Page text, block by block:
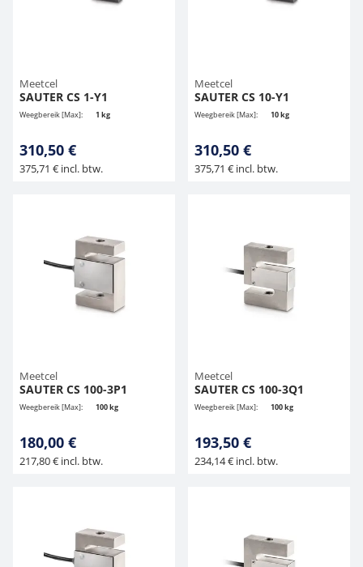
Meetcel
SAUTER CS 1-Y1
Weegbereik [Max]: 1 kg
310,50 €
375,71 € incl. btw.
Meetcel
SAUTER CS 10-Y1
Weegbereik [Max]: 10 kg
310,50 €
375,71 € incl. btw.
Meetcel
SAUTER CS 100-3P1
Weegbereik [Max]: 100 kg
180,00 €
217,80 € incl. btw.
Meetcel
SAUTER CS 100-3Q1
Weegbereik [Max]: 100 kg
193,50 €
234,14 € incl. btw.
Bankweegschaal
Microscoop camera's
Accessoires
Accessoires